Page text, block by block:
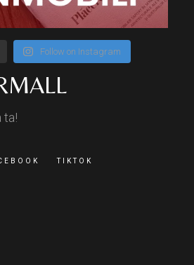
Follow on Instagram
ta!
TIKTOK